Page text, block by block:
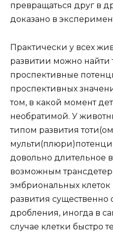
превращаться друг в
доказано в
Практически у всех
развитии можно найти
проспективные
проспективных
том, в какой момент
необратимой. У
типом развития
довольно длительное
возможным
эмбриональных клеток
развития
дробления, иногда в
случае клетки быстро